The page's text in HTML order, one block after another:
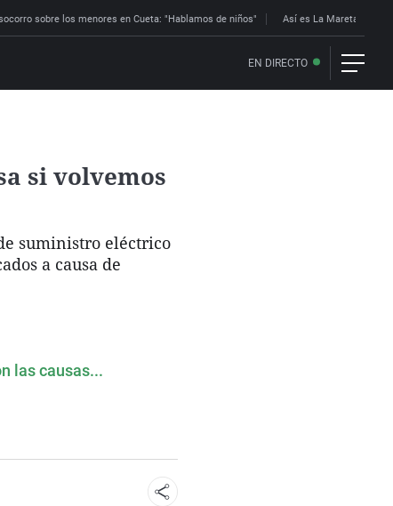
sobre los menores en Cueta: "Hablamos de niños" Así es La Mareta: la
EN DIRECTO
si volvemos
suministro eléctrico
a causa de
las causas...